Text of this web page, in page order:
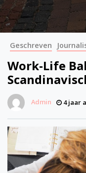
Geschreven
Work-Life
Admin 4 jaar